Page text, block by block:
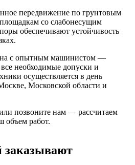
передвижение по грунтовым
со слабонесущим
обеспечивают устойчивость
с опытным машинистом —
необходимые допуски и
осуществляется в день
Московской области и
или позвоните нам — рассчитаем
объем работ.
заказывают